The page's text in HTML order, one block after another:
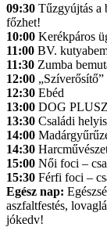
09:30 Tűzgyújtás a
főzhet!
10:00 Kerékpáros
11:00 BV.
11:30 Zumba
12:00
12:30 Ebéd
13:00 DOG
13:30 Családi
14:00
14:30
15:00 Női foci –
15:30 Férfi foci –
Egész nap:
aszfaltfestés,
jókedv!